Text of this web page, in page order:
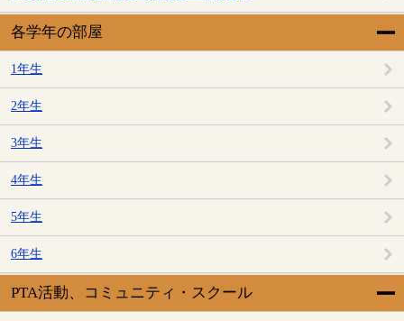
各学年の部屋
1年生
2年生
3年生
4年生
5年生
6年生
PTA活動、コミュニティ・スクール